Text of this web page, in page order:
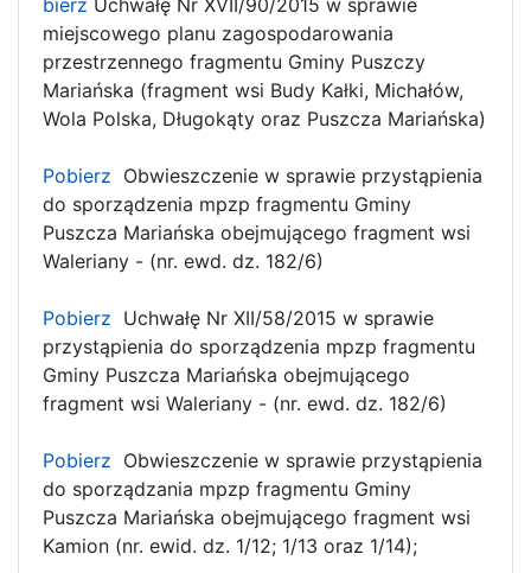
miejscowego planu zagospodarowania
przestrzennego fragmentu Gminy Puszczy
Mariańska (fragment wsi Budy Kałki, Michałów,
Wola Polska, Długokąty oraz Puszcza Mariańska)
Pobierz Obwieszczenie w sprawie przystąpienia
do sporządzenia mpzp fragmentu Gminy
Puszcza Mariańska obejmującego fragment wsi
Waleriany - (nr. ewd. dz. 182/6)
Pobierz Uchwałę Nr XII/58/2015 w sprawie
przystąpienia do sporządzenia mpzp fragmentu
Gminy Puszcza Mariańska obejmującego
fragment wsi Waleriany - (nr. ewd. dz. 182/6)
Pobierz Obwieszczenie w sprawie przystąpienia
do sporządzania mpzp fragmentu Gminy
Puszcza Mariańska obejmującego fragment wsi
Kamion (nr. ewid. dz. 1/12; 1/13 oraz 1/14);